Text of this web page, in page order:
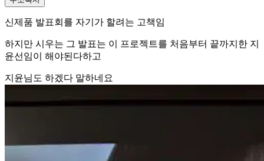
신제품 발표회를 자기가 할려는 고책임
하지만 시우는 그 발표는 이 프로젝트를 처음부터 끝까지한 지
윤선임이 해야된다하고
지윤님도 하겠다 말하네요